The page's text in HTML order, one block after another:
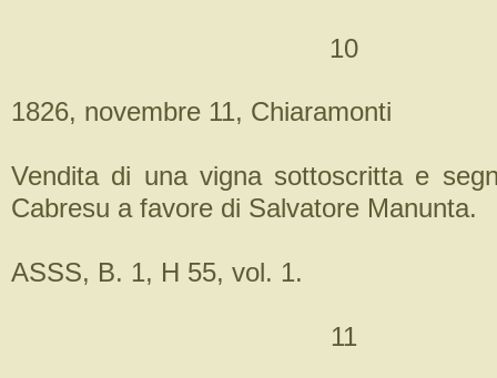
10
1826, novembre 11, Chiaramonti
Vendita di una vigna sottoscritta e
Cabresu a favore di Salvatore Manunta.
ASSS, B. 1, H 55, vol. 1.
11